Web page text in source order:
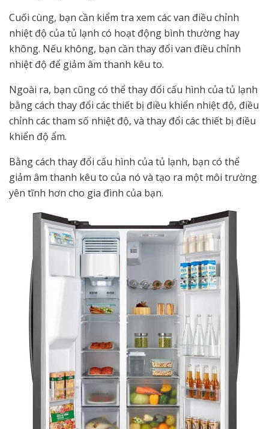
Cuối cùng, bạn cần kiểm tra xem các van điều chỉnh
nhiệt độ của tủ lạnh có hoạt động bình thường hay
không. Nếu không, bạn cần thay đổi van điều chỉnh
nhiệt độ để giảm âm thanh kêu to.
Ngoài ra, bạn cũng có thể thay đổi cấu hình của tủ lạnh
bằng cách thay đổi các thiết bị điều khiển nhiệt độ, điều
chỉnh các tham số nhiệt độ, và thay đổi các thiết bị điều
khiển độ ẩm.
Bằng cách thay đổi cấu hình của tủ lạnh, bạn có thể
giảm âm thanh kêu to của nó và tạo ra một môi trường
yên tĩnh hơn cho gia đình của bạn.